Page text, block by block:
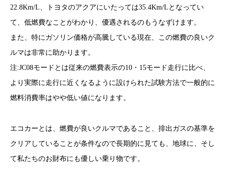
22.8Km/L、トヨタのアクアにいたっては35.4Km/Lとなってい
て、低燃費なことがわかり、優遇されるのもうなずけます。
また、特にガソリン価格が高騰している現在、この燃費の良いク
ルマは非常に助かります。
注:JC08モードとは従来の燃費表示の10・15モード走行に比べ、
より実際に走行に近くなるように設けられた試験方法で一般的に
燃料消費率はやや低い値になります。
エコカーとは、燃費が良いクルマであること、排出ガスの基準を
クリアしていることが条件なので長期的に見ても、地球に、そし
て私たちのお財布にも優しい乗り物です。